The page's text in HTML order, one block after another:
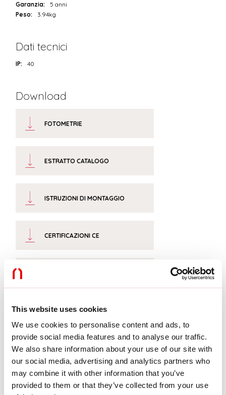
This website uses cookies
We use cookies to personalise content and ads, to
provide social media features and to analyse our traffic.
We also share information about your use of our site with
our social media, advertising and analytics partners who
may combine it with other information that you’ve
provided to them or that they’ve collected from your use
Garanzia:
5 anni
Peso:
3.94kg
Dati tecnici
IP: 40
Download
FOTOMETRIE
ESTRATTO CATALOGO
ISTRUZIONI DI MONTAGGIO
CERTIFICAZIONI CE
Accessori di completamento
1018C5.99
V-90: COPPIA TESTATE